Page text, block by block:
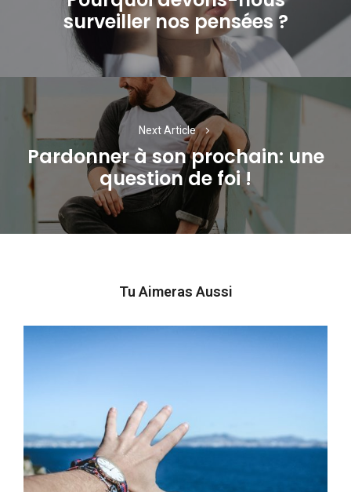
Previous
post:
surveiller nos pensées ?
Next Article
Next
post:
Pardonner à son prochain: une
question de foi !
Tu Aimeras Aussi